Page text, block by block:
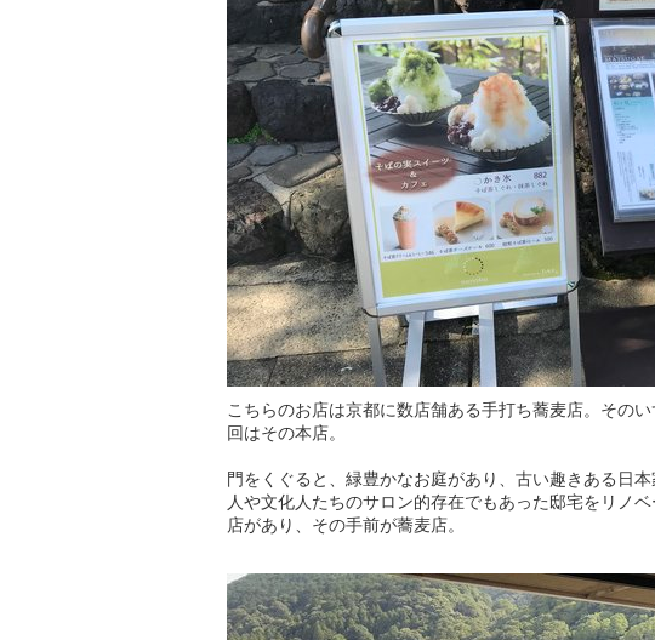
こちらのお店は京都に数店舗ある手打ち蕎麦店。その
回はその本店。
門をくぐると、緑豊かなお庭があり、古い趣きある日
人や文化人たちのサロン的存在でもあった邸宅をリノ
店があり、その手前が蕎麦店。